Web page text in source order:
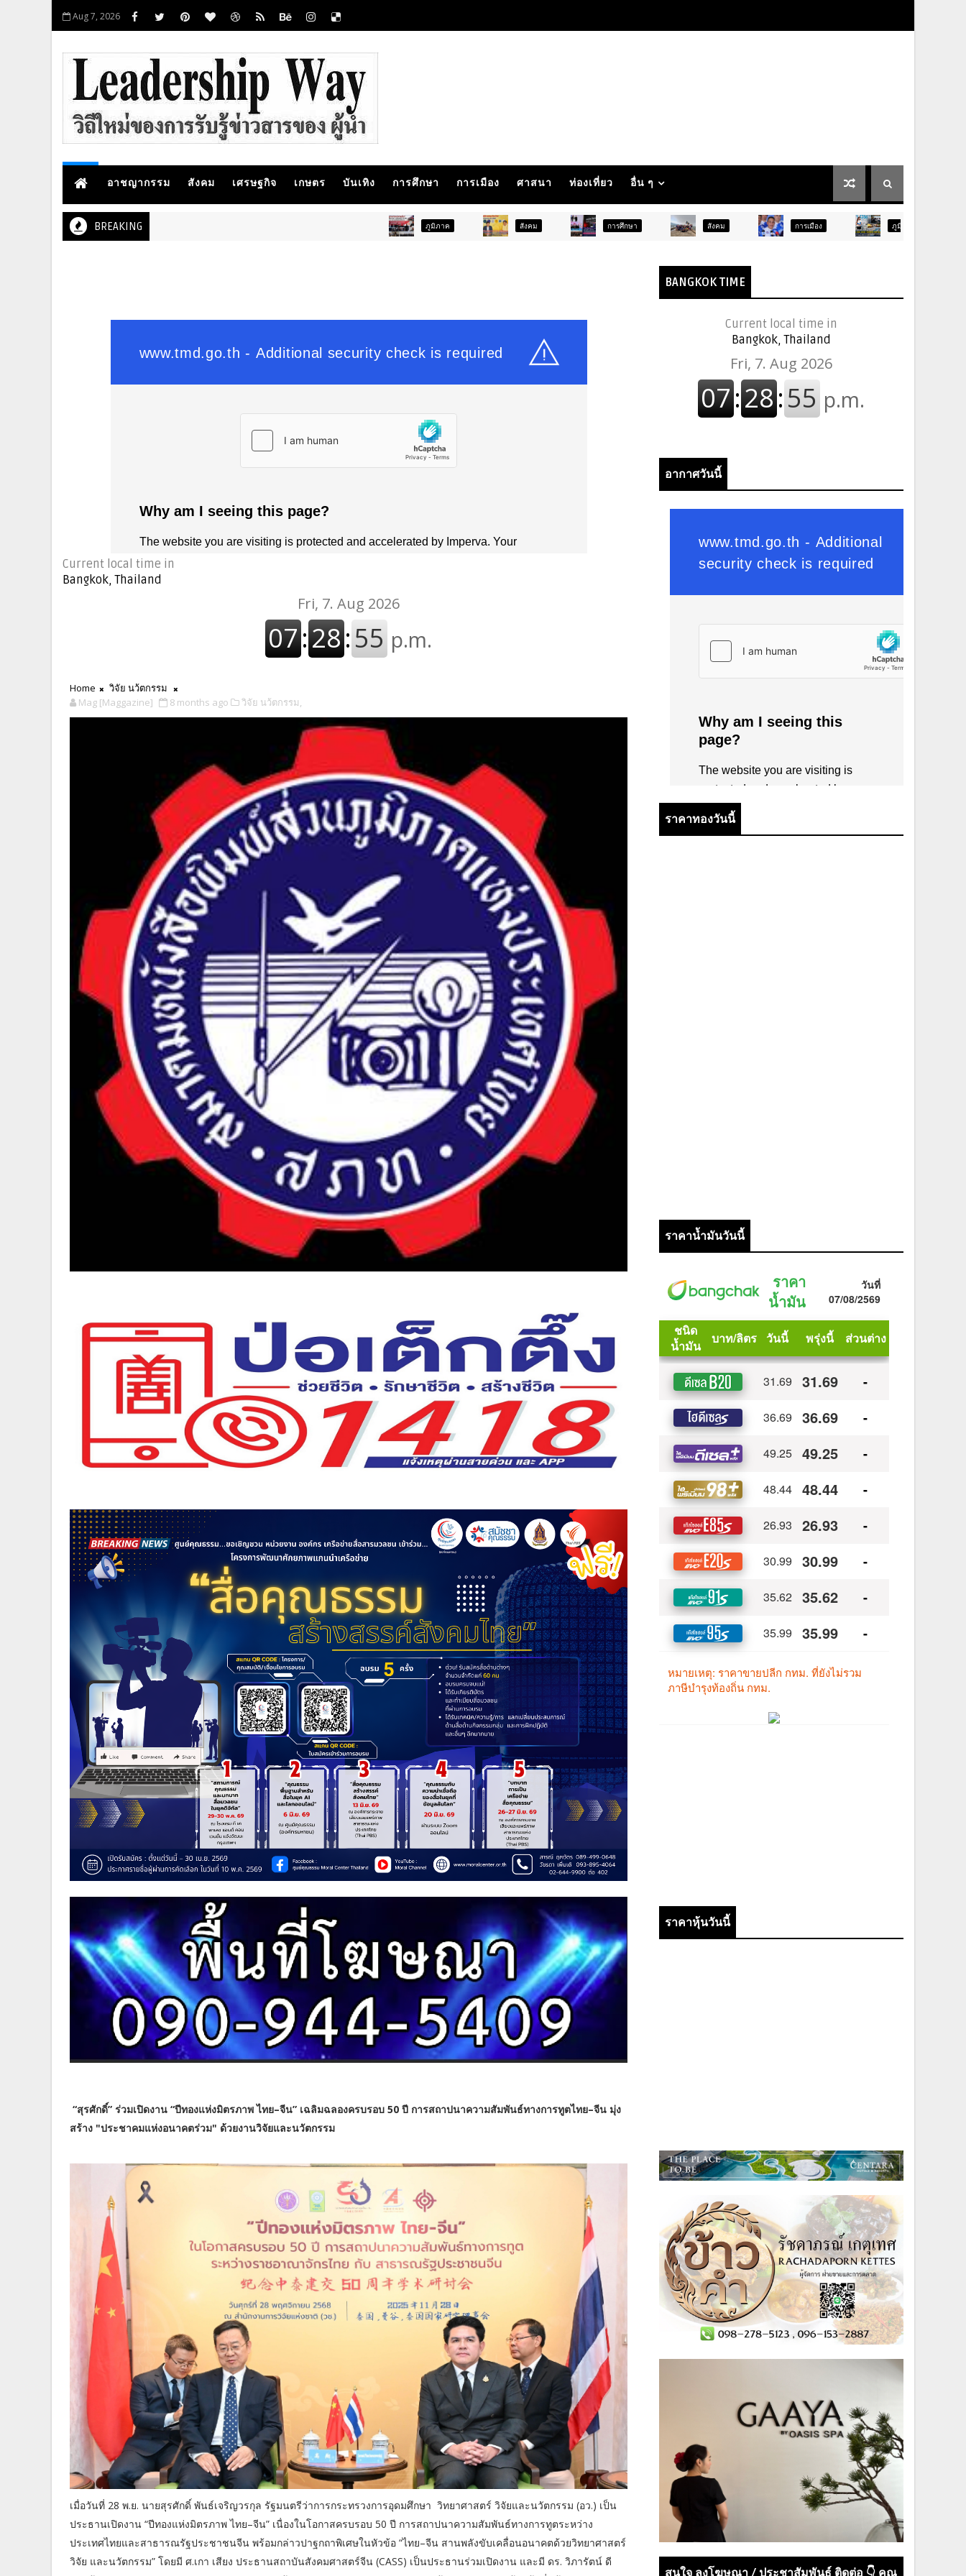
Aug 7, 2026
อาชญากรรม สังคม เศรษฐกิจ เกษตร บันเทิง การศึกษา การเมือง ศาสนา ท่องเที่ยว อื่น ๆ
BREAKING สังคม การศึกษา สังคม การเมือง ภูมิภาค
Current local time in
Bangkok, Thailand
Home
วิจัย นว้ตกรรม
Mag [Maggazine]
8 months ago วิจัย นว้ตกรรม,
“สุรศักดิ์” ร่วมเปิดงาน “ปีทองแห่งมิตรภาพ ไทย–จีน” เฉลิมฉลองครบรอบ 50 ปี การสถาปนาความสัมพันธ์ทางการทูตไทย–จีน มุ่ง
สร้าง "ประชาคมแห่งอนาคตร่วม" ด้วยงานวิจัยและนวัตกรรม
เมื่อวันที่ 28 พ.ย. นายสุรศักดิ์ พันธ์เจริญวรกุล รัฐมนตรีว่าการกระทรวงการอุดมศึกษา วิทยาศาสตร์ วิจัยและนวัตกรรม (อว.) เป็น
ประธานเปิดงาน “ปีทองแห่งมิตรภาพ ไทย–จีน” เนื่องในโอกาสครบรอบ 50 ปี การสถาปนาความสัมพันธ์ทางการทูตระหว่าง
ประเทศไทยและสาธารณรัฐประชาชนจีน พร้อมกล่าวปาฐกถาพิเศษในหัวข้อ “ไทย–จีน สานพลังขับเคลื่อนอนาคตด้วยวิทยาศาสตร์
วิจัย และนวัตกรรม” โดยมี ศ.เกา เสียง ประธานสถาบันสังคมศาสตร์จีน (CASS) เป็นประธานร่วมเปิดงาน และมี ดร. วิภารัตน์ ดี
BANGKOK TIME
Current local time in
Bangkok, Thailand
อากาศวันนี้
ราคาทองวันนี้
ราคาน้ำมันวันนี้
ราคาหุ้นวันนี้
สนใจ ลงโฆษณา / ประชาสัมพันธ์ ติดต่อ 👇 คุณ